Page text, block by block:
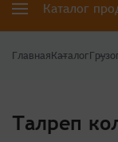
Каталог
ГлавнаяКаталог
Талреп